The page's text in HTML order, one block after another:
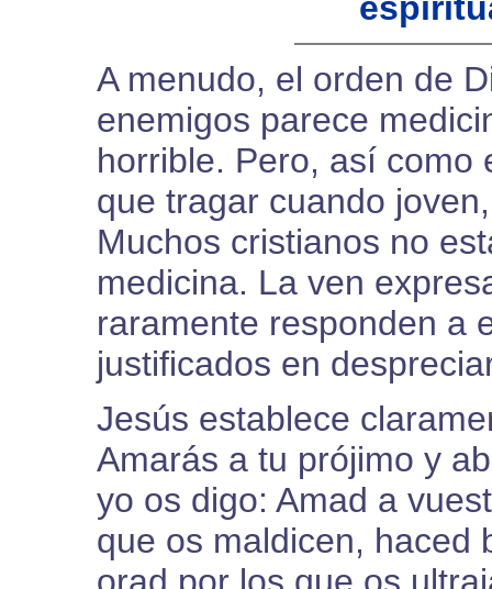
A menudo, el orden de
enemigos parece
horrible. Pero, así como
que tragar cuando
Muchos cristianos no
medicina. La ven
raramente responden a
justificados en
Jesús establece
Amarás a tu prójimo y
yo os digo: Amad a
que os maldicen, haced